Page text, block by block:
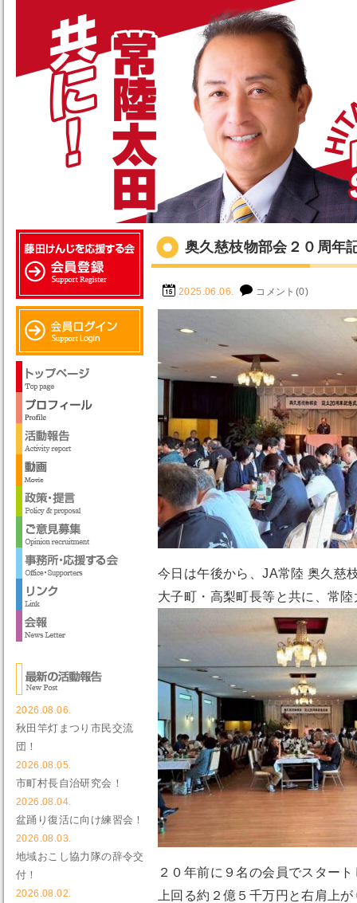
奥久慈枝物部会２０周年
2025.06.06. コメント(0)
今日は午後から、JA常陸 奥久慈
大子町・高梨町長等と共に、常
２０年前に９名の会員でスター
上回る約２億５千万円と右肩上
2026.08.06.
秋田竿灯まつり市民交流
団！
2026.08.05.
市町村長自治研究会！
2026.08.04.
盆踊り復活に向け練習会！
2026.08.03.
地域おこし協力隊の辞令交
付！
2026.08.02.